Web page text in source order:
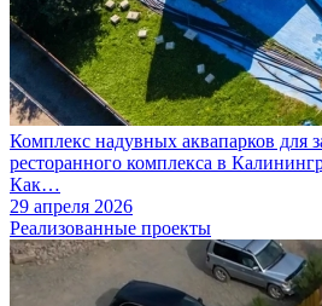
Комплекс надувных аквапарков для
ресторанного комплекса в
Как…
29 апреля 2026
Реализованные проекты